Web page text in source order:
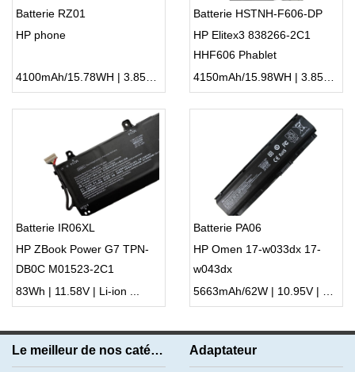
Batterie RZ01
HP phone
4100mAh/15.78WH | 3.85V | Li-ion ...
Batterie HSTNH-F606-DP
HP Elitex3 838266-2C1
HHF606 Phablet
4150mAh/15.98WH | 3.85V | Li-ion ...
Batterie IR06XL
HP ZBook Power G7 TPN-
DB0C M01523-2C1
M02029-005
83Wh | 11.58V | Li-ion ...
Batterie PA06
HP Omen 17-w033dx 17-
w043dx
5663mAh/62W | 10.95V | Li-ion ...
Le meilleur de nos catégories Adaptateur